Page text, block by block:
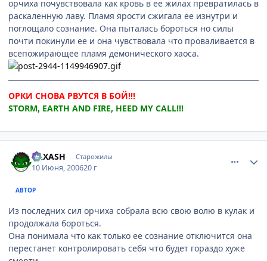
орчиха почувствовала как кровь в ее жилах превратилась в
раскаленную лаву. Пламя ярости сжигала ее изнутри и
поглощало сознание. Она пыталась бороться но силы
почти покинули ее и она чувствовала что проваливается в
всепожирающее пламя демонического хаоса.
ОРКИ СНОВА РВУТСЯ В БОЙ!!!
STORM, EARTH AND FIRE, HEED MY CALL!!!
RAXASH Старожилы
10 Июня, 200620 г
АВТОР
Из последних сил орчиха собрала всю свою волю в кулак и
продолжала бороться.
Она понимала что как только ее сознание отключится она
перестанет контролировать себя что будет гораздо хуже